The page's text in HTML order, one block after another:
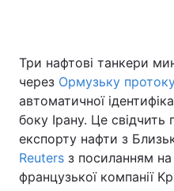
Три нафтові танкери
через Ормузьку протоку
автоматичної
боку Ірану. Це свідчить
експорту нафти з
Reuters з посиланням
французької компанії